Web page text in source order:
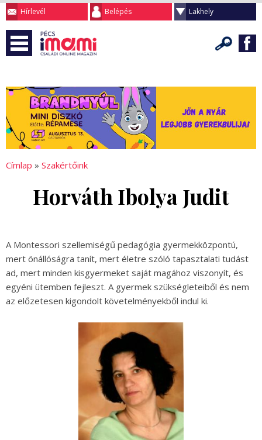
Hírlevél Belépés Lakhely
Címlap » Szakértőink
Horváth Ibolya Judit
A Montessori szellemiségű pedagógia gyermekközpontú,
mert önállóságra tanít, mert életre szóló tapasztalati tudást
ad, mert minden kisgyermeket saját magához viszonyít, és
egyéni ütemben fejleszt. A gyermek szükségleteiből és nem
az előzetesen kigondolt követelményekből indul ki.